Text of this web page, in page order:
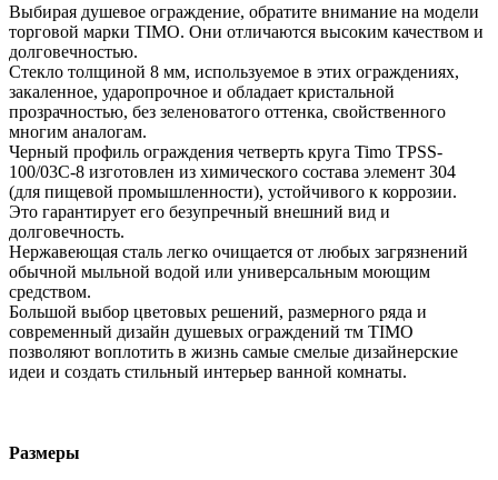
Выбирая душевое ограждение, обратите внимание на модели
торговой марки TIMO. Они отличаются высоким качеством и
долговечностью.
Стекло толщиной 8 мм, используемое в этих ограждениях,
закаленное, ударопрочное и обладает кристальной
прозрачностью, без зеленоватого оттенка, свойственного
многим аналогам.
Черный профиль ограждения четверть круга Timo TPSS-
100/03C-8 изготовлен из химического состава элемент 304
(для пищевой промышленности), устойчивого к коррозии.
Это гарантирует его безупречный внешний вид и
долговечность.
Нержавеющая сталь легко очищается от любых загрязнений
обычной мыльной водой или универсальным моющим
средством.
Большой выбор цветовых решений, размерного ряда и
современный дизайн душевых ограждений тм TIMO
позволяют воплотить в жизнь самые смелые дизайнерские
идеи и создать стильный интерьер ванной комнаты.
Размеры